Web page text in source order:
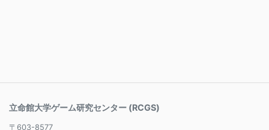
立命館大学ゲーム研究センター (RCGS)
〒603-8577